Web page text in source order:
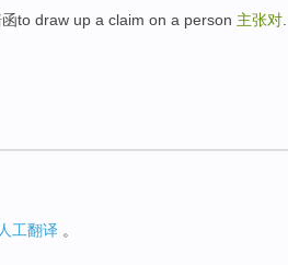
to draw up a claim on a person 主张对
人工翻译 。